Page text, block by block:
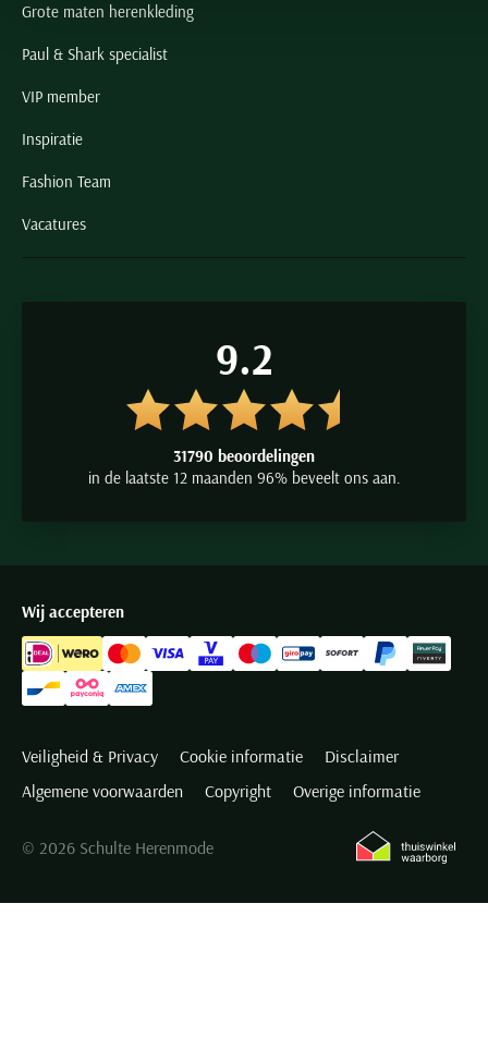
Grote maten herenkleding
Paul & Shark specialist
VIP member
Inspiratie
Fashion Team
Vacatures
9.2
31790 beoordelingen
in de laatste 12 maanden 96% beveelt ons aan.
Wij accepteren
Veiligheid & Privacy Cookie informatie
Disclaimer
Algemene voorwaarden
Copyright Overige informatie
© 2026 Schulte Herenmode